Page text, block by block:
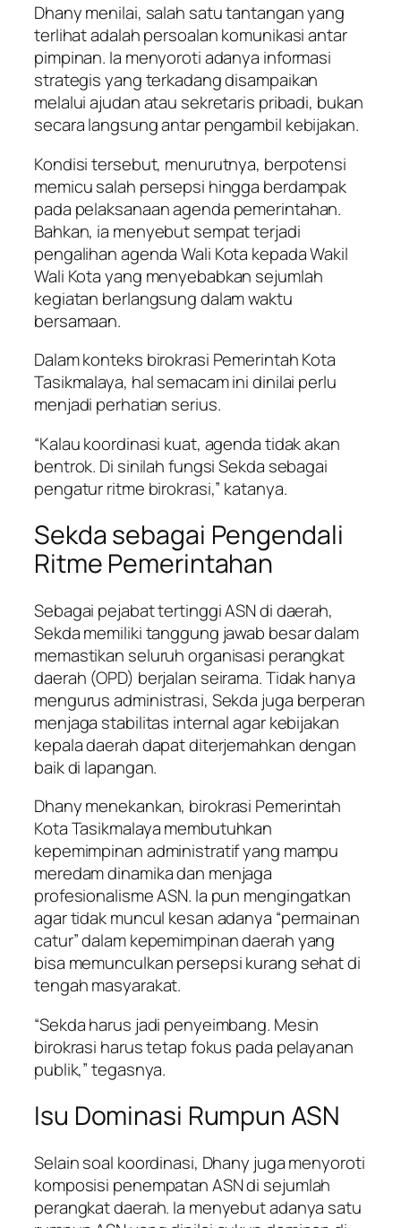
Dhany menilai, salah satu tantangan yang
terlihat adalah persoalan komunikasi antar
pimpinan. Ia menyoroti adanya informasi
strategis yang terkadang disampaikan
melalui ajudan atau sekretaris pribadi, bukan
secara langsung antar pengambil kebijakan.
Kondisi tersebut, menurutnya, berpotensi
memicu salah persepsi hingga berdampak
pada pelaksanaan agenda pemerintahan.
Bahkan, ia menyebut sempat terjadi
pengalihan agenda Wali Kota kepada Wakil
Wali Kota yang menyebabkan sejumlah
kegiatan berlangsung dalam waktu
bersamaan.
Dalam konteks birokrasi Pemerintah Kota
Tasikmalaya, hal semacam ini dinilai perlu
menjadi perhatian serius.
“Kalau koordinasi kuat, agenda tidak akan
bentrok. Di sinilah fungsi Sekda sebagai
pengatur ritme birokrasi,” katanya.
Sekda sebagai Pengendali
Ritme Pemerintahan
Sebagai pejabat tertinggi ASN di daerah,
Sekda memiliki tanggung jawab besar dalam
memastikan seluruh organisasi perangkat
daerah (OPD) berjalan seirama. Tidak hanya
mengurus administrasi, Sekda juga berperan
menjaga stabilitas internal agar kebijakan
kepala daerah dapat diterjemahkan dengan
baik di lapangan.
Dhany menekankan, birokrasi Pemerintah
Kota Tasikmalaya membutuhkan
kepemimpinan administratif yang mampu
meredam dinamika dan menjaga
profesionalisme ASN. Ia pun mengingatkan
agar tidak muncul kesan adanya “permainan
catur” dalam kepemimpinan daerah yang
bisa memunculkan persepsi kurang sehat di
tengah masyarakat.
“Sekda harus jadi penyeimbang. Mesin
birokrasi harus tetap fokus pada pelayanan
publik,” tegasnya.
Isu Dominasi Rumpun ASN
Selain soal koordinasi, Dhany juga menyoroti
komposisi penempatan ASN di sejumlah
perangkat daerah. Ia menyebut adanya satu